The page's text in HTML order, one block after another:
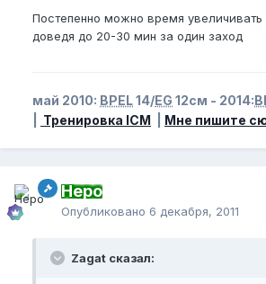
Постепенно можно время увеличивать
доведя до 20-30 мин за один заход
май 2010: BPEL14/EG 12см - 2014:
Тренировка ICM Мне пишите
Неро
Опубликовано 6 декабря, 2011
Zagat сказал: